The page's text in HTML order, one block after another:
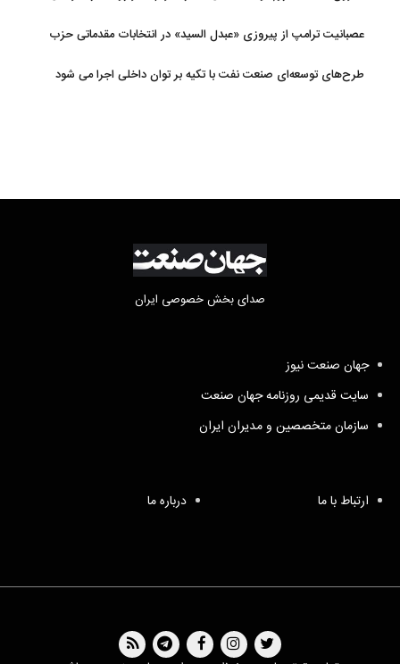
عصبانیت ترامپ از پیروزی «عبدل السید» در انتخابات مقدماتی حزب
طرح‌های توسعه‌ای صنعت نفت با تکیه بر توان داخلی اجرا می شود
صدای بخش خصوصی ایران
جهان صنعت نیوز
سایت قدیمی روزنامه جهان صنعت
سازمان متخصصین و مدیران ایران
ارتباط با ما درباره ما